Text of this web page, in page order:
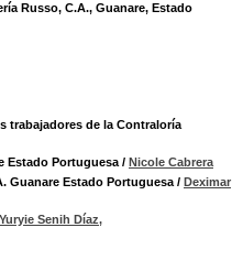
Russo, C.A., Guanare, Estado
trabajadores de la Contraloría
Estado Portuguesa / Nicole Cabrera
Guanare Estado Portuguesa / Deximar
Senih Díaz,